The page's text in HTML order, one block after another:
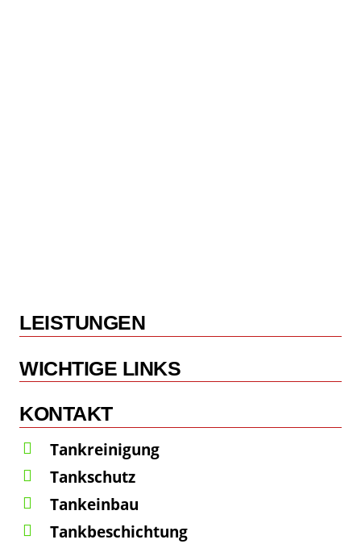
LEISTUNGEN
WICHTIGE LINKS
KONTAKT
Tankreinigung
Tankschutz
Tankeinbau
Tankbeschichtung